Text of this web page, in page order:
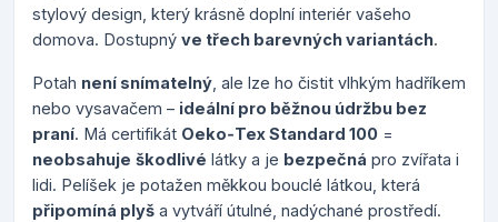
stylový design, který krásně doplní interiér vašeho
domova. Dostupný ve třech barevných variantách.
Potah není snímatelný , ale lze ho čistit vlhkým hadříkem
nebo vysavačem – ideální pro běžnou údržbu bez
praní. Má certifikát Oeko‑Tex Standard 100 =
neobsahuje škodlivé látky a je bezpečná pro zvířata i
lidi. Pelíšek je potažen měkkou bouclé látkou, která
připomíná plyš a vytváří útulné, nadýchané prostředí.